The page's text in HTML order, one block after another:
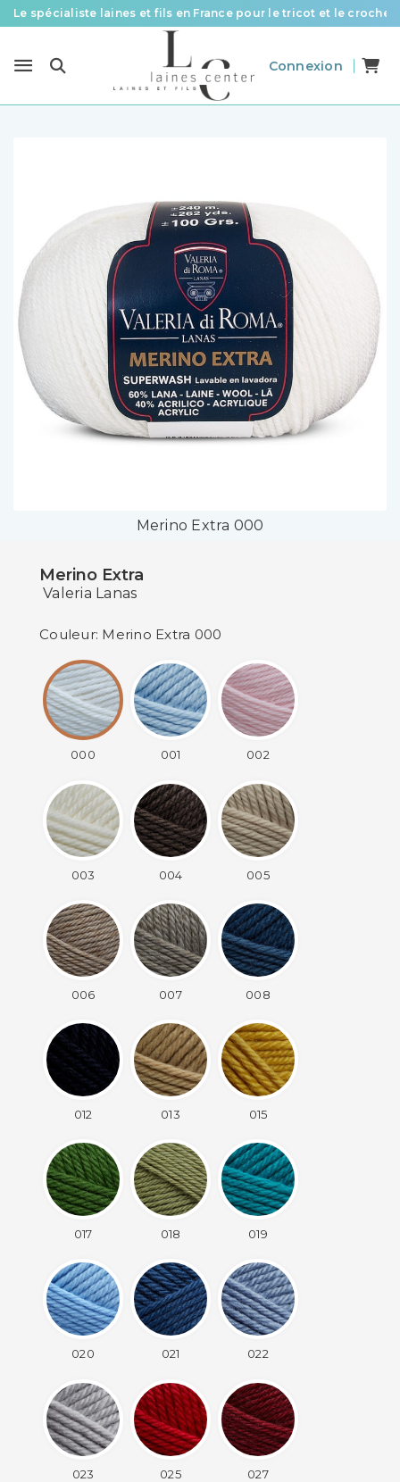
Des fils de qualité à tous les prix pour toutes vos envies !
Le spécialiste laines et fils en France pour le tricot et le crochet
Connexion
Merino Extra 000
Merino Extra
Valeria Lanas
Couleur: Merino Extra 000
000 001 002
003 004 005
006 007 008
012 013 015
017 018 019
020 021 022
023 025 027